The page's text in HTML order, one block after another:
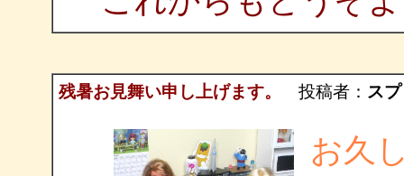
残暑お見舞い申し上げます。 投稿者： スプ
お久